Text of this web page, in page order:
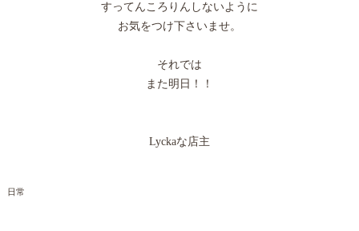
すってんころりんしないように
お気をつけ下さいませ。
それでは
また明日！！
Lyckaな店主
日常